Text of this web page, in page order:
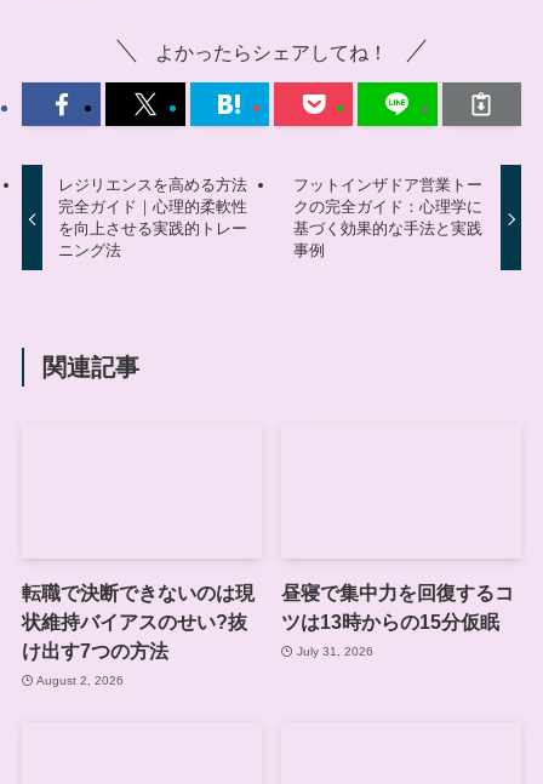
よかったらシェアしてね！
レジリエンスを高める方法
完全ガイド｜心理的柔軟性
を向上させる実践的トレー
ニング法
フットインザドア営業トー
クの完全ガイド：心理学に
基づく効果的な手法と実践
事例
関連記事
転職で決断できないのは現
状維持バイアスのせい?抜
け出す7つの方法
August 2, 2026
昼寝で集中力を回復するコ
ツは13時からの15分仮眠
July 31, 2026